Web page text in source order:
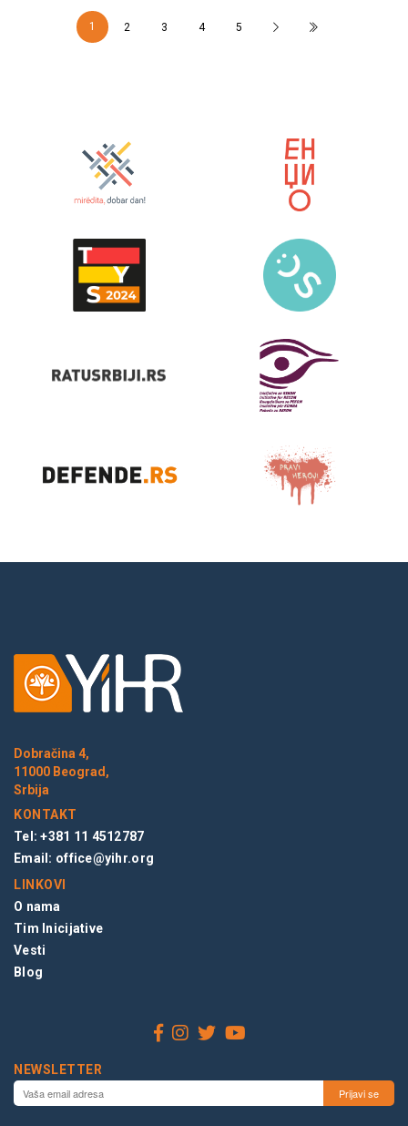
1 2 3 4 5
Dobračina 4,
11000 Beograd,
Srbija
KONTAKT
Tel: +381 11 4512787
Email: office@yihr.org
LINKOVI
O nama
Tim Inicijative
Vesti
Blog
NEWSLETTER